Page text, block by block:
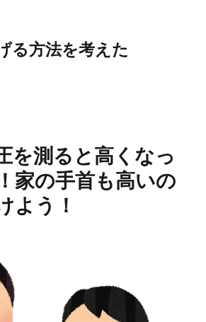
る方法を考えた
を測ると高くなっ
家の手首も高いの
よう！